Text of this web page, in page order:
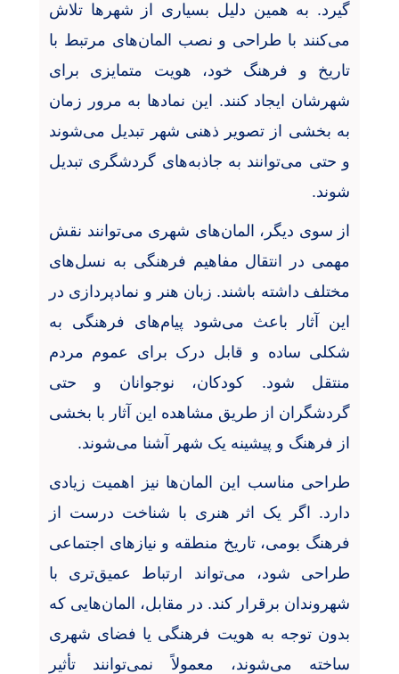
گیرد. به همین دلیل بسیاری از شهرها تلاش
می‌کنند با طراحی و نصب المان‌های مرتبط با
تاریخ و فرهنگ خود، هویت متمایزی برای
شهرشان ایجاد کنند. این نمادها به مرور زمان
به بخشی از تصویر ذهنی شهر تبدیل می‌شوند
و حتی می‌توانند به جاذبه‌های گردشگری تبدیل
شوند.
از سوی دیگر، المان‌های شهری می‌توانند نقش
مهمی در انتقال مفاهیم فرهنگی به نسل‌های
مختلف داشته باشند. زبان هنر و نمادپردازی در
این آثار باعث می‌شود پیام‌های فرهنگی به
شکلی ساده و قابل درک برای عموم مردم
منتقل شود. کودکان، نوجوانان و حتی
گردشگران از طریق مشاهده این آثار با بخشی
از فرهنگ و پیشینه یک شهر آشنا می‌شوند.
طراحی مناسب این المان‌ها نیز اهمیت زیادی
دارد. اگر یک اثر هنری با شناخت درست از
فرهنگ بومی، تاریخ منطقه و نیازهای اجتماعی
طراحی شود، می‌تواند ارتباط عمیق‌تری با
شهروندان برقرار کند. در مقابل، المان‌هایی که
بدون توجه به هویت فرهنگی یا فضای شهری
ساخته می‌شوند، معمولاً نمی‌توانند تأثیر